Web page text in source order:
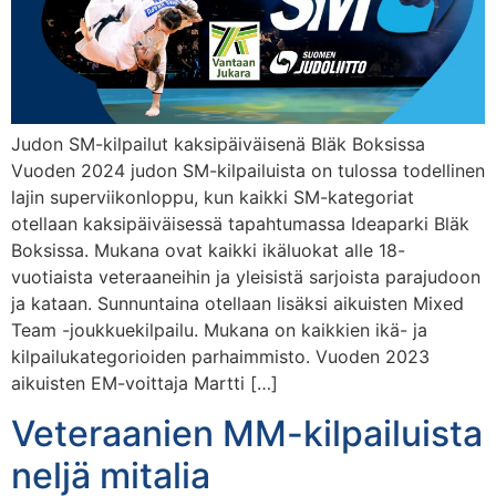
Judon SM-kilpailut kaksipäiväisenä Bläk Boksissa
Vuoden 2024 judon SM-kilpailuista on tulossa todellinen
lajin superviikonloppu, kun kaikki SM-kategoriat
otellaan kaksipäiväisessä tapahtumassa Ideaparki Bläk
Boksissa. Mukana ovat kaikki ikäluokat alle 18-
vuotiaista veteraaneihin ja yleisistä sarjoista parajudoon
ja kataan. Sunnuntaina otellaan lisäksi aikuisten Mixed
Team -joukkuekilpailu. Mukana on kaikkien ikä- ja
kilpailukategorioiden parhaimmisto. Vuoden 2023
aikuisten EM-voittaja Martti […]
Veteraanien MM-kilpailuista
neljä mitalia